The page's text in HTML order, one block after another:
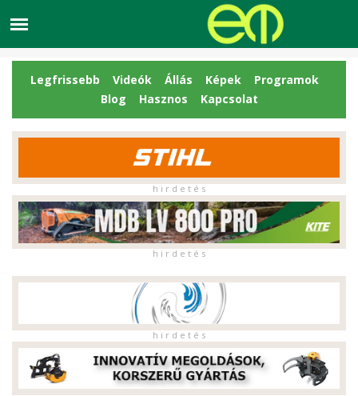
Legfrissebb Videók Állás Képek
Programok
Blog
Hasznos Kapcsolat
h i r d e t é s
h i r d e t é s
h i r d e t é s